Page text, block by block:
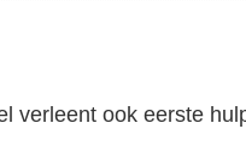
verleent ook eerste